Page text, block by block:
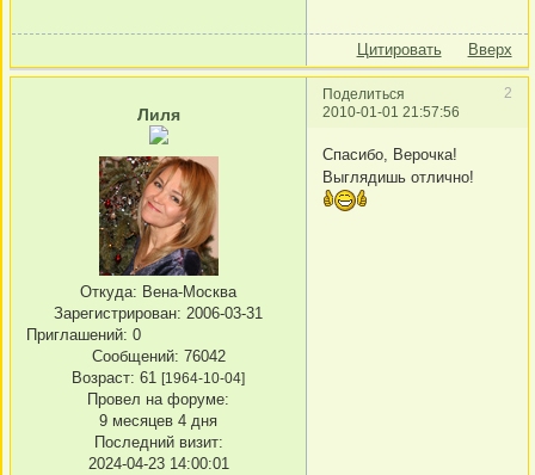
Цитировать Вверх
Поделиться
2
2010-01-01 21:57:56
Лиля
Откуда: Вена-Москва
Зарегистрирован: 2006-03-31
Приглашений: 0
Сообщений: 76042
Возраст: 61 [1964-10-04]
Провел на форуме:
9 месяцев 4 дня
Последний визит:
2024-04-23 14:00:01
Спасибо, Верочка!
Выглядишь отлично!